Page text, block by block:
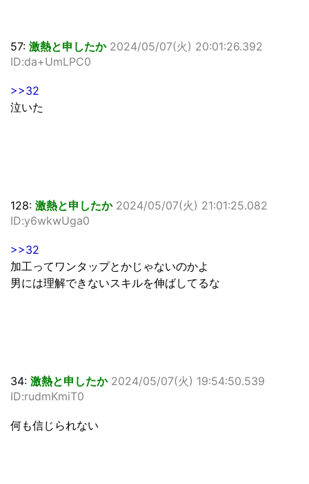
57: 激熱と申したか 2024/05/07(火) 20:01:26.392
ID:da+UmLPC0
>>32
泣いた
128: 激熱と申したか 2024/05/07(火) 21:01:25.082
ID:y6wkwUga0
>>32
加工ってワンタップとかじゃないのかよ
男には理解できないスキルを伸ばしてるな
34: 激熱と申したか 2024/05/07(火) 19:54:50.539
ID:rudmKmiT0
何も信じられない